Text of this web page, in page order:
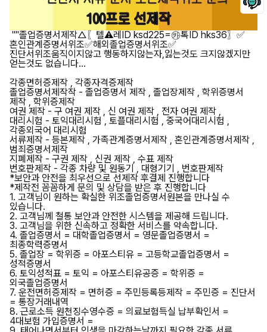
""졸업증명서제작△〖텔⚠️레ID ksd225=㉸톡ID hks36〗✅
혼인관계증명서위조✅해외졸업증명서위조✅
진단서위조움직이지않고 행동하지않는자,잃는것도 크지않겠지만
얻는것도 없습니다...
각종면허증제작 , 각종자격증제작
졸업증명서제작작 - 졸업증명서 제작 , 졸업장제작 , 학위증명서
제작 , 학위증제작
여권 제작 - 구 여권 제작 , 신 여권 제작 , 전자 여권 제작 ,
대리시험 - 토익대리시험 , 토플대리시험 , 중국어대리시험 ,
각종외국어 대리시험
서류제작 - 등본제작 , 가족관계증명서제작 , 혼인관계증명서제작 ,
범죄증명서제작
지폐제작 - 구권 제작 , 신권 제작 , 수표 제작
번호판제작 - 각종 차량 및 원동기 , 대형기기 , 번호판제작
*보안과 안전을 최우선으로 선제작 후결제 진행합니다
*제작전 꼼꼼하게 문의 및 상담을 받은 후 진행합니다
1. 고객님이 원하는 확실한 위조졸업증명서원본을 만나실 수
있습니다.
2. 고객님께 철통 보안과 안전한 시스템을 제공해 드립니다.
3. 고객님을 위한 신속하고 정확한 서비스를 약속합니다.
4. 졸업증명서 = 대학졸업증명서 = 영문졸업증명서 =
최종학력증명서
5. 졸업장 = 학위증 = 아포스티유 = 고등학교졸업증명서 =
성적증명서
6. 토익성적표 = 토익 = 아포스티유공증 = 학위증 =
외국졸업증명서
7. 운전면허증제작 = 면허증 = 주민등록등제작 = 주민증 = 진단서
= 통장거래내역
8. 근로소득 원천징수영수증 = 의료보험득실 납부확인서 =
4대보험 가입증명서 =